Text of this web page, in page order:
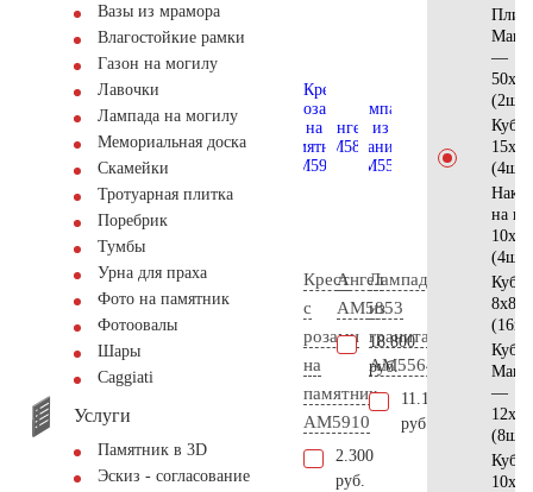
Вазы из мрамора
Влагостойкие рамки
Газон на могилу
Лавочки
Лампада на могилу
Мемориальная доска
Скамейки
Тротуарная плитка
Поребрик
Тумбы
Урна для праха
Фото на памятник
Фотоовалы
Шары
Сaggiati
Услуги
Памятник в 3D
Эскиз - согласование
Крест
с
розами
на
памятник
AM5910
2.300
руб.
Ангел
AM5853
18.800
руб.
Лампада
из
гранита
AM5564
11.100
руб.
—
(2шт)
(4шт)
на
(4шт)
8x8x8
—
(8шт)